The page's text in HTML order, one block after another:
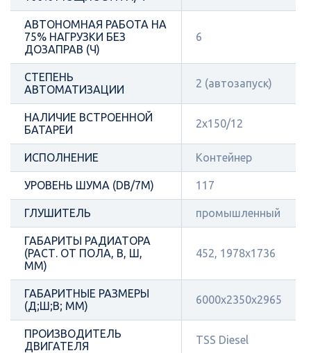
АВТОНОМНАЯ РАБОТА НА
75% НАГРУЗКИ БЕЗ
ДОЗАПРАВ (Ч)
6
СТЕПЕНЬ
АВТОМАТИЗАЦИИ
2 (автозапуск)
НАЛИЧИЕ ВСТРОЕННОЙ
БАТАРЕИ
2х150/12
ИСПОЛНЕНИЕ Контейнер
УРОВЕНЬ ШУМА (DB/7М) 117
ГЛУШИТЕЛЬ промышленный
ГАБАРИТЫ РАДИАТОРА
(РАСТ. ОТ ПОЛА, В, Ш,
ММ)
452, 1978х1736
ГАБАРИТНЫЕ РАЗМЕРЫ
(Д;Ш;В; ММ)
6000x2350x2965
ПРОИЗВОДИТЕЛЬ
ДВИГАТЕЛЯ
TSS Diesel